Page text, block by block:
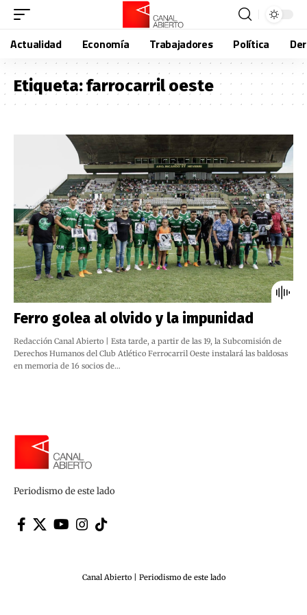
Actualidad Economía Trabajadores Política
Etiqueta:farrocarril oeste
Ferro golea al olvido y la impunidad
Redacción Canal Abierto | Esta tarde, a partir de las 19, la Subcomisión de
Derechos Humanos del Club Atlético Ferrocarril Oeste instalará las baldosas
en memoria de 16 socios de…
Periodismo de este lado
Canal Abierto | Periodismo de este lado